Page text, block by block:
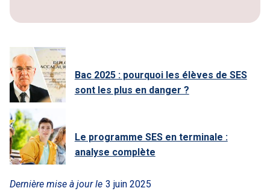
Bac 2025 : pourquoi les élèves de SES
sont les plus en danger ?
Le programme SES en terminale :
analyse complète
Dernière mise à jour le 3 juin 2025